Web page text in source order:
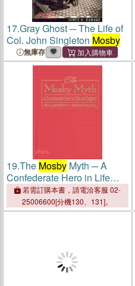
17.Gray Ghost ─ The Life of
Col. John Singleton Mosby
無庫存
19.The Mosby Myth ─ A
Confederate Hero in Life
and Legend
若需訂購本書，請電洽客服 02-
25006600[分機130、131]。